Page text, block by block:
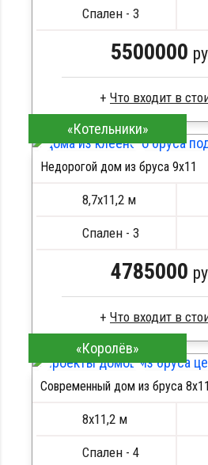
Металлические сваи 108
Спален - 3
5500000
Брус естественной влажности
Стропила, балки 50х200 мм
Кровля металлочерепица
Сборка на березовые нагеля,
Металлические сваи 108
ПОДРОБНЕЕ
«Котельники»
Недорогой дом из бруса 9х11
8,7х11,2 м
Спален - 3
4785000
Брус камерной сушки
Стропила, балки 50х200 мм
Кровля металлочерепица
Сборка на березовые нагеля,
Металлические сваи 108
ПОДРОБНЕЕ
«Королёв»
Современный дом из бруса 8x11
8х11,2 м
Спален - 4
ПОДРОБНЕЕ